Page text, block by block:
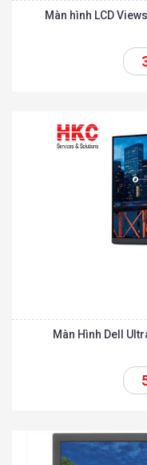
Màn hình LCD
Màn Hình Dell